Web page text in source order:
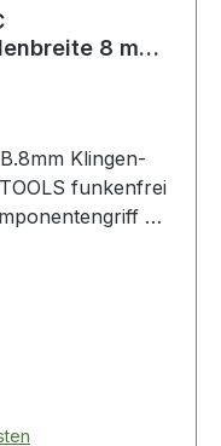
Klingen-
funkenfrei
mit